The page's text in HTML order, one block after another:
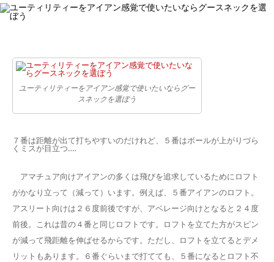
ユーティリティーをアイアン感覚で使いたいならグー
スネックを選ぼう
７番は距離が出て打ちやすいのだけれど、５番はボールが上がりづら
くミスが目立つ‥‥
アマチュア向けアイアンの多くは飛びを追求しているためにロフト
がかなり立って（減って）います。例えば、５番アイアンのロフト。
アスリート向けは２６度前後ですが、アベレージ向けとなると２４度
前後。これは昔の４番と同じロフトです。ロフトを立てた方がスピン
が減って飛距離を伸ばせるからです。ただし、ロフトを立てるとデメ
リットもあります。６番ぐらいまで打てても、５番になるとロフト不